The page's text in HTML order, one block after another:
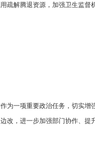
疏解腾退资源，加强卫生监
为一项重要政治任务，切实
改，进一步加强部门协作、